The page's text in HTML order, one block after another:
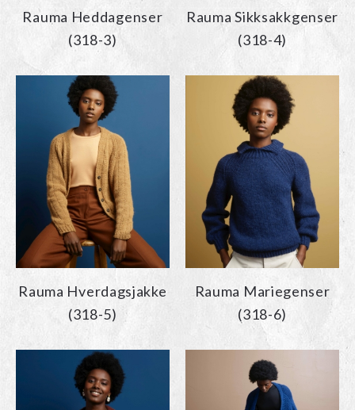
Rauma Heddagenser
(318-3)
Rauma Sikksakkgenser
(318-4)
Rauma Hverdagsjakke
(318-5)
Rauma Mariegenser
(318-6)